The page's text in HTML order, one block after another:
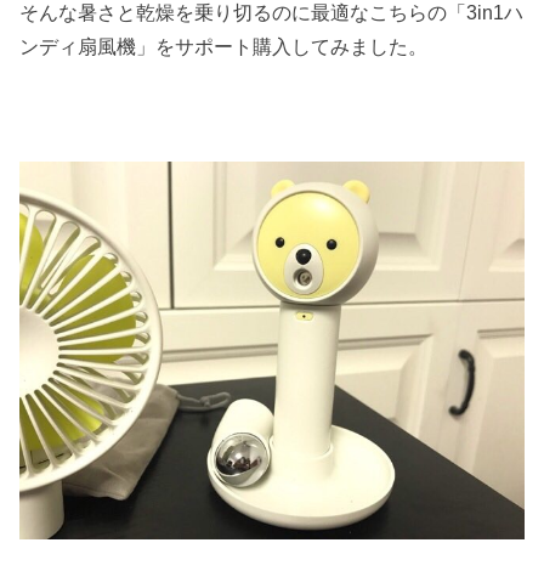
そんな暑さと乾燥を乗り切るのに最適なこちらの「3in1ハ
ンディ扇風機」をサポート購入してみました。